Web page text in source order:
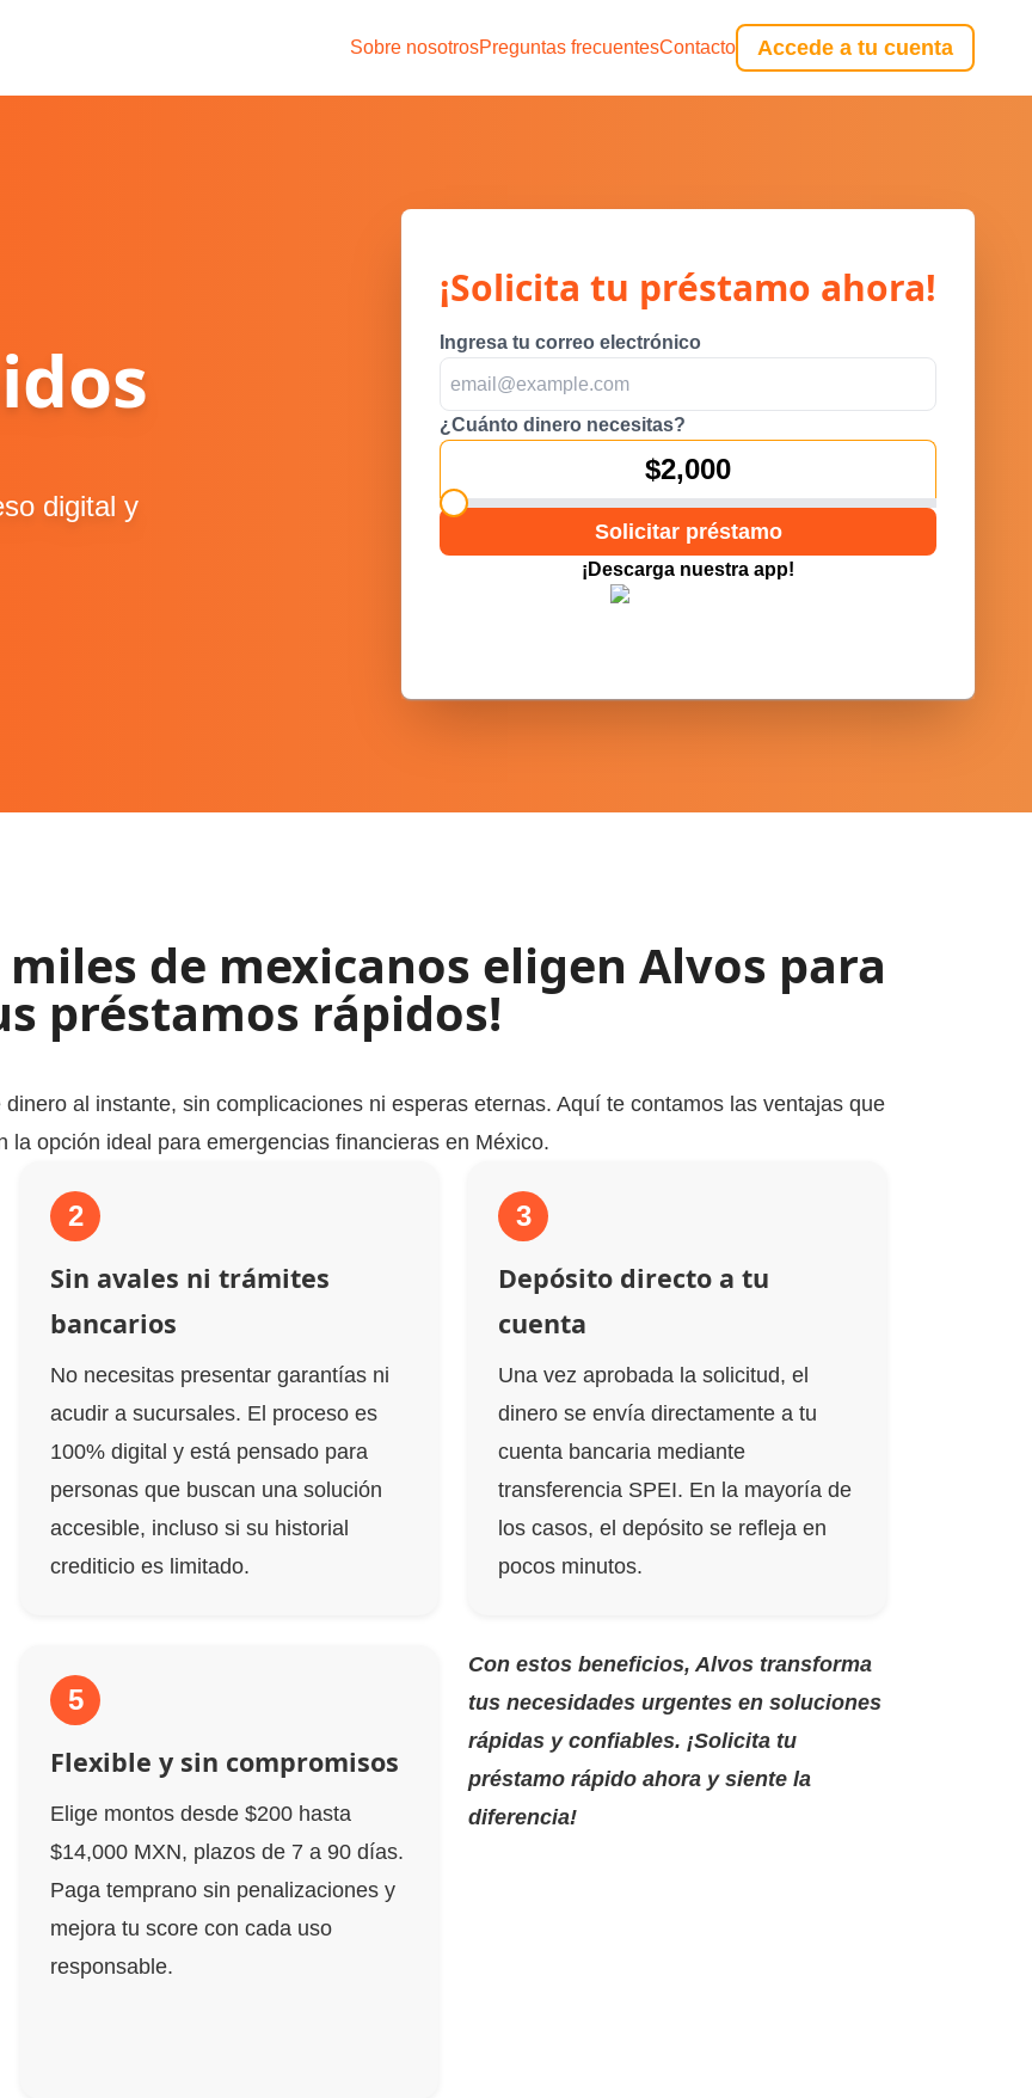
Sobre nosotrosPreguntas frecuentesContacto Accede a tu cuenta
digital y
¡Solicita tu préstamo ahora!
Ingresa tu correo electrónico
¿Cuánto dinero necesitas?
$2,000
Solicitar préstamo
¡Descarga nuestra app!
miles de mexicanos eligen Alvos para
préstamos rápidos!
al instante, sin complicaciones ni esperas eternas. Aquí te contamos las ventajas que
la opción ideal para emergencias financieras en México.​
2
Sin avales ni trámites
bancarios
No necesitas presentar garantías ni
acudir a sucursales. El proceso es
100% digital y está pensado para
personas que buscan una solución
accesible, incluso si su historial
crediticio es limitado.
3
Depósito directo a tu
cuenta
Una vez aprobada la solicitud, el
dinero se envía directamente a tu
cuenta bancaria mediante
transferencia SPEI. En la mayoría de
los casos, el depósito se refleja en
pocos minutos.
5
Flexible y sin compromisos
Elige montos desde $200 hasta
$14,000 MXN, plazos de 7 a 90 días.
Paga temprano sin penalizaciones y
mejora tu score con cada uso
responsable.
Con estos beneficios,Alvos transforma
tus necesidades urgentes en soluciones
rápidas y confiables. ¡Solicita tu
préstamo rápido ahora y siente la
diferencia!​